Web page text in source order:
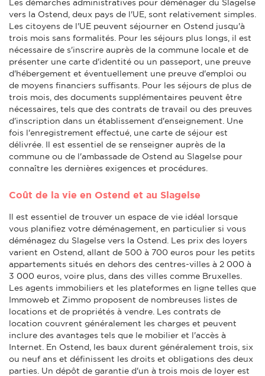
Les démarches administratives pour déménager du Slagelse
vers la Ostend, deux pays de l'UE, sont relativement simples.
Les citoyens de l'UE peuvent séjourner en Ostend jusqu'à
trois mois sans formalités. Pour les séjours plus longs, il est
nécessaire de s'inscrire auprès de la commune locale et de
présenter une carte d'identité ou un passeport, une preuve
d'hébergement et éventuellement une preuve d'emploi ou
de moyens financiers suffisants. Pour les séjours de plus de
trois mois, des documents supplémentaires peuvent être
nécessaires, tels que des contrats de travail ou des preuves
d'inscription dans un établissement d'enseignement. Une
fois l'enregistrement effectué, une carte de séjour est
délivrée. Il est essentiel de se renseigner auprès de la
commune ou de l'ambassade de Ostend au Slagelse pour
connaître les dernières exigences et procédures.
Coût de la vie en Ostend et au Slagelse
Il est essentiel de trouver un espace de vie idéal lorsque
vous planifiez votre déménagement, en particulier si vous
déménagez du Slagelse vers la Ostend. Les prix des loyers
varient en Ostend, allant de 500 à 700 euros pour les petits
appartements situés en dehors des centres-villes à 2 000 à
3 000 euros, voire plus, dans des villes comme Bruxelles.
Les agents immobiliers et les plateformes en ligne telles que
Immoweb et Zimmo proposent de nombreuses listes de
locations et de propriétés à vendre. Les contrats de
location couvrent généralement les charges et peuvent
inclure des avantages tels que le mobilier et l'accès à
Internet. En Ostend, les baux durent généralement trois, six
ou neuf ans et définissent les droits et obligations des deux
parties. Un dépôt de garantie d'un à trois mois de loyer est